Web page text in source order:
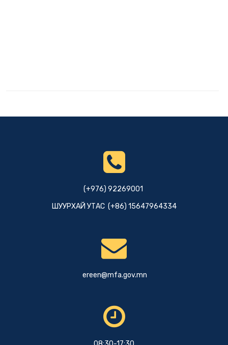
(+976) 92269001
ШУУРХАЙ УТАС (+86) 15647964334
ereen@mfa.gov.mn